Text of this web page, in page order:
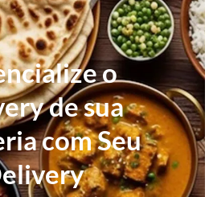
o
de sua
com Seu